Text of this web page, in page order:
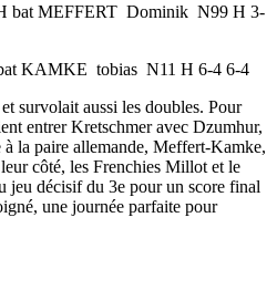
bat MEFFERT Dominik N99 H 3-
KAMKE tobias N11 H 6-4 6-4
survolait aussi les doubles. Pour
entrer Kretschmer avec Dzumhur,
à la paire allemande, Meffert-Kamke,
côté, les Frenchies Millot et le
jeu décisif du 3e pour un score final
une journée parfaite pour